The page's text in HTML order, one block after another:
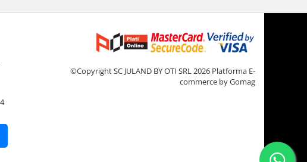
©Copyright SC JULAND BY OTI SRL 2026 Platforma E-
commerce by Gomag